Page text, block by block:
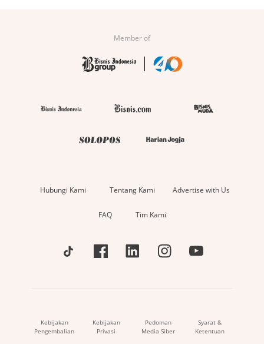
Member of
Hubungi Kami Tentang Kami Advertise with Us
FAQ Tim Kami
Kebijakan
Pengembalian
Kebijakan
Privasi
Pedoman
Media Siber
Syarat &
Ketentuan